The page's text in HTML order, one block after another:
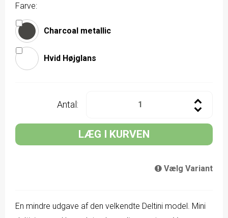
Farve:
Charcoal metallic
Hvid Højglans
Antal:
LÆG I KURVEN
Vælg Variant
En mindre udgave af den velkendte Deltini model. Mini